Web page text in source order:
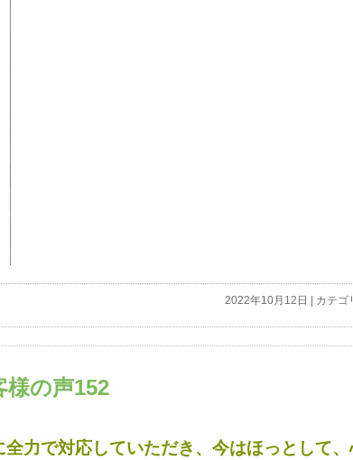
2022年10月12日 | カテゴ
の声152
力で対応していただき、今はほっとして、